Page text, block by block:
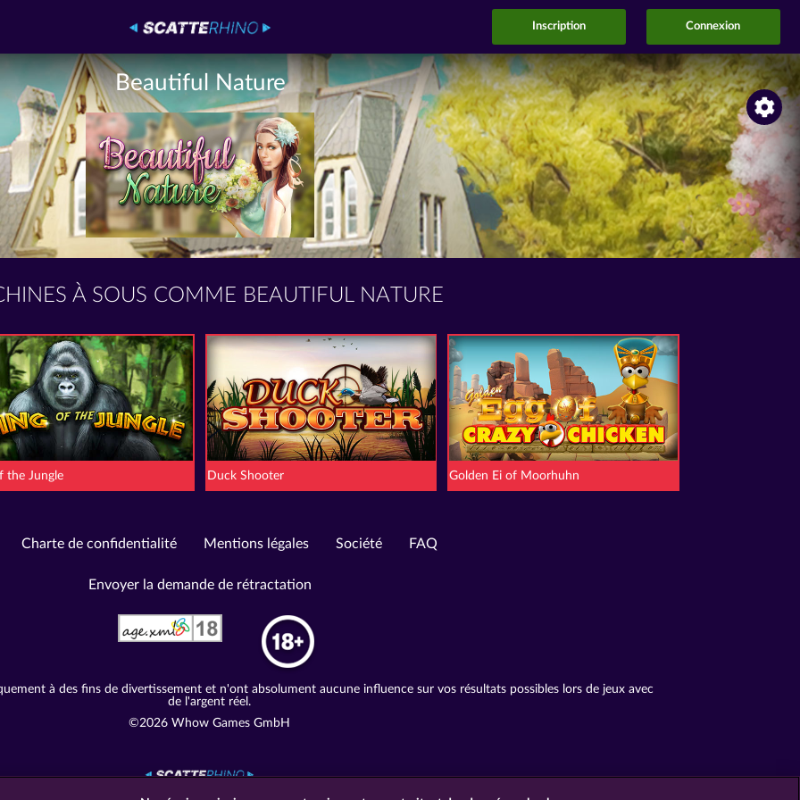
Inscription Connexion
Beautiful Nature
À SOUS COMME BEAUTIFUL NATURE
the Jungle Duck Shooter Golden Ei of Moorhuhn
Charte de confidentialité Mentions légales Société FAQ
Envoyer la demande de rétractation
à des fins de divertissement et n'ont absolument aucune influence sur vos résultats possibles lors de jeux avec
de l'argent réel.
©2026 Whow Games GmbH